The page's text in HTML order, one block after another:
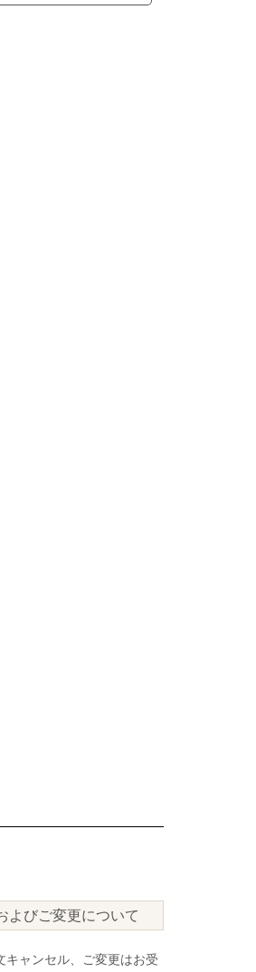
よびご変更について
キャンセル、ご変更はお受